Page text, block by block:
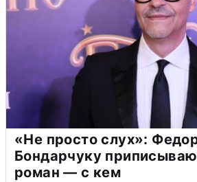
«Не просто слух»:
Бондарчуку
роман — с кем